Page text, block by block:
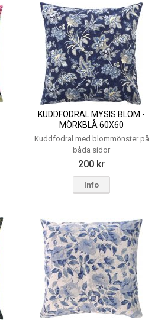
KUDDFODRAL MYSIS BLOM -
MÖRKBLÅ 60X60
Kuddfodral med blommönster på
båda sidor
200 kr
Info